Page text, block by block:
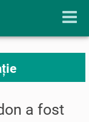
a fost